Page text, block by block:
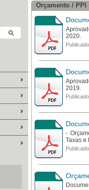
Orçamento / PPI
2020.
2019.
-
Taxas e